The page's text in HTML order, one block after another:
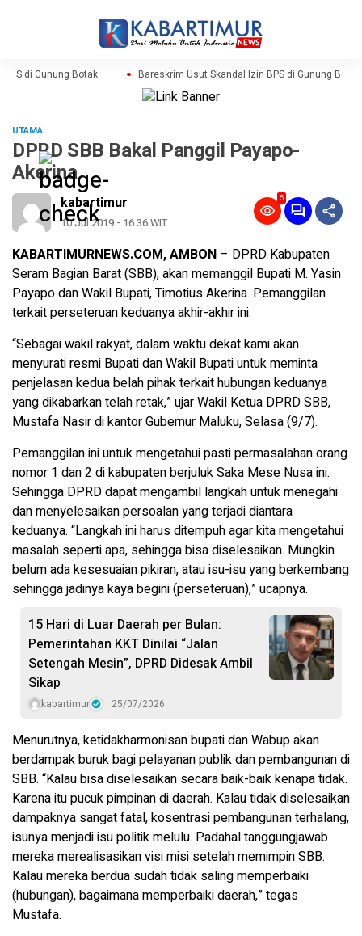
di Gunung Botak Bareskrim Usut Skandal Izin BPS di Gunung Botak
UTAMA
DPRD SBB Bakal Panggil Payapo-
Akerina
kabartimur
10 Jul 2019 - 16:36 WIT
5
KABARTIMURNEWS.COM, AMBON – DPRD Kabupaten
Seram Bagian Barat (SBB), akan memanggil Bupati M. Yasin
Payapo dan Wakil Bupati, Timotius Akerina. Pemanggilan
terkait perseteruan keduanya akhir-akhir ini.
“Sebagai wakil rakyat, dalam waktu dekat kami akan
menyurati resmi Bupati dan Wakil Bupati untuk meminta
penjelasan kedua belah pihak terkait hubungan keduanya
yang dikabarkan telah retak,” ujar Wakil Ketua DPRD SBB,
Mustafa Nasir di kantor Gubernur Maluku, Selasa (9/7).
Pemanggilan ini untuk mengetahui pasti permasalahan orang
nomor 1 dan 2 di kabupaten berjuluk Saka Mese Nusa ini.
Sehingga DPRD dapat mengambil langkah untuk menegahi
dan menyelesaikan persoalan yang terjadi diantara
keduanya. “Langkah ini harus ditempuh agar kita mengetahui
masalah seperti apa, sehingga bisa diselesaikan. Mungkin
belum ada kesesuaian pikiran, atau isu-isu yang berkembang
sehingga jadinya kaya begini (perseteruan),” ucapnya.
15 Hari di Luar Daerah per Bulan:
Pemerintahan KKT Dinilai “Jalan
Setengah Mesin”, DPRD Didesak Ambil
Sikap
kabartimur 25/07/2026
Menurutnya, ketidakharmonisan bupati dan Wabup akan
berdampak buruk bagi pelayanan publik dan pembangunan di
SBB. “Kalau bisa diselesaikan secara baik-baik kenapa tidak.
Karena itu pucuk pimpinan di daerah. Kalau tidak diselesaikan
dampaknya sangat fatal, kosentrasi pembangunan terhalang,
isunya menjadi isu politik melulu. Padahal tanggungjawab
mereka merealisasikan visi misi setelah memimpin SBB.
Kalau mereka berdua sudah tidak saling memperbaiki
(hubungan), bagaimana memperbaiki daerah,” tegas
Mustafa.